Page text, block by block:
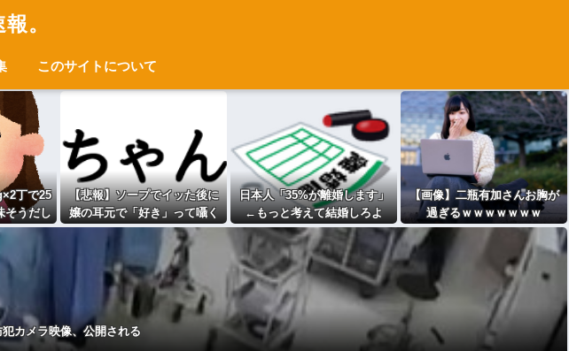
。
このサイトについて
丁で25
そうだし
！」
【悲報】ソープでイッた後に
嬢の耳元で「好き」って囁く
瞬間ｗｗｗｗｗｗｗｗwwww
日本人「35%が離婚します」
←もっと考えて結婚しろよ
【画像】二瓶有加さんお胸が
過ぎるｗｗｗｗｗｗｗ
カメラ映像、公開される